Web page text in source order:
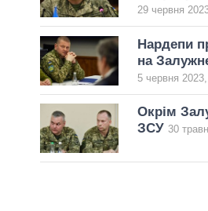
29 червня
Нардепи
на
5 червня
Окрім
ЗСУ 30